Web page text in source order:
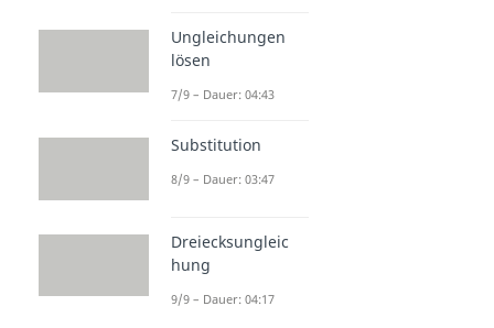
Ungleichungen
lösen
7/9 – Dauer: 04:43
Substitution
8/9 – Dauer: 03:47
Dreiecksungleic
hung
9/9 – Dauer: 04:17